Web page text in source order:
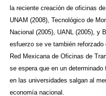
la reciente creación de oficinas
UNAM (2008), Tecnológico de
Nacional (2005), UANL (2005), y
esfuerzo se ve también
Red Mexicana de Oficinas de
se espera que en un
en las universidades salgan al
economía nacional.